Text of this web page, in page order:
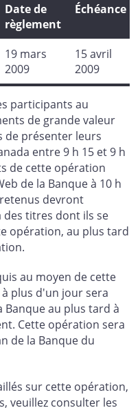
Date de
règlement
Échéance
19 mars
2009
15 avril
2009
participants au
de grande valeur
de présenter leurs
entre 9 h 15 et 9 h
de cette opération
de la Banque à 10 h
devront
des titres dont ils se
opération, au plus tard
au moyen de cette
plus d'un jour sera
Banque au plus tard à
Cette opération sera
de la Banque du
sur cette opération,
veuillez consulter les